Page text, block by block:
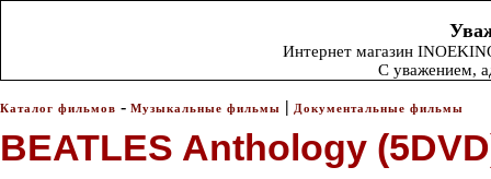
Интернет магазин
С уважением,
Каталог фильмов - Музыкальные фильмы | Документальные фильмы
BEATLES Anthology